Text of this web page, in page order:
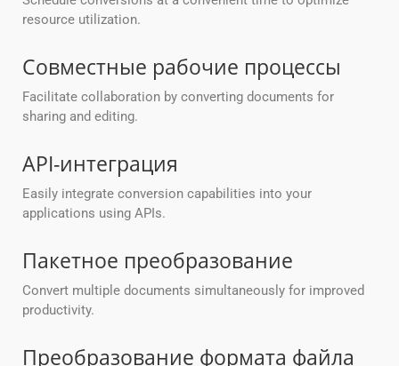
resource utilization.
Совместные рабочие процессы
Facilitate collaboration by converting documents for
sharing and editing.
API-интеграция
Easily integrate conversion capabilities into your
applications using APIs.
Пакетное преобразование
Convert multiple documents simultaneously for improved
productivity.
Преобразование формата файла